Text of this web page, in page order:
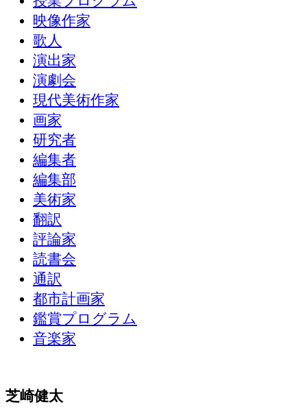
映像作家
歌人
演出家
演劇会
現代美術作家
画家
研究者
編集者
編集部
美術家
翻訳
評論家
読書会
通訳
都市計画家
鑑賞プログラム
音楽家
芝崎健太